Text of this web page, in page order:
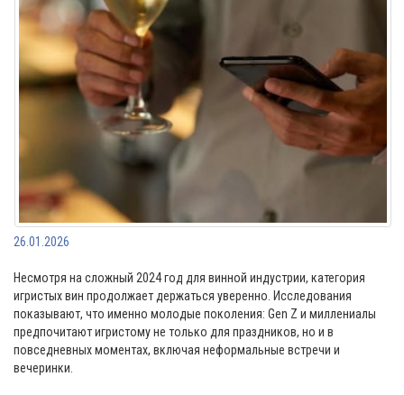
26.01.2026
Несмотря на сложный 2024 год для винной индустрии, категория
игристых вин продолжает держаться уверенно. Исследования
показывают, что именно молодые поколения: Gen Z и миллениалы
предпочитают игристому не только для праздников, но и в
повседневных моментах, включая неформальные встречи и
вечеринки.